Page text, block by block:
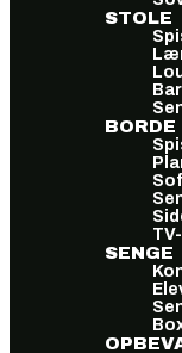
STOLE
BORDE
SENGE